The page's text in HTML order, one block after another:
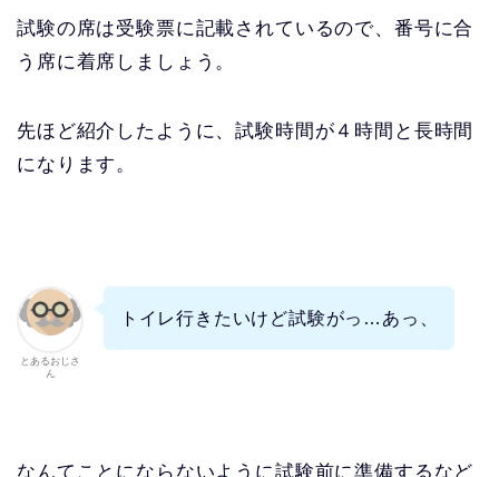
試験の席は受験票に記載されているので、番号に合
う席に着席しましょう。
先ほど紹介したように、試験時間が４時間と長時間
になります。
とあるおじさ
ん
トイレ行きたいけど試験がっ…あっ、
なんてことにならないように試験前に準備するなど